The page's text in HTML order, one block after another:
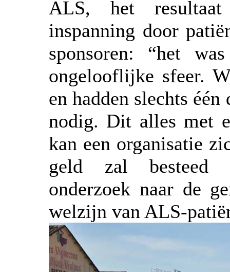
ALS, het
inspanning door
sponsoren: “het
ongelooflijke sfeer.
en hadden slechts
nodig. Dit alles met
kan een organisatie
geld zal besteed
onderzoek naar de
welzijn van ALS-